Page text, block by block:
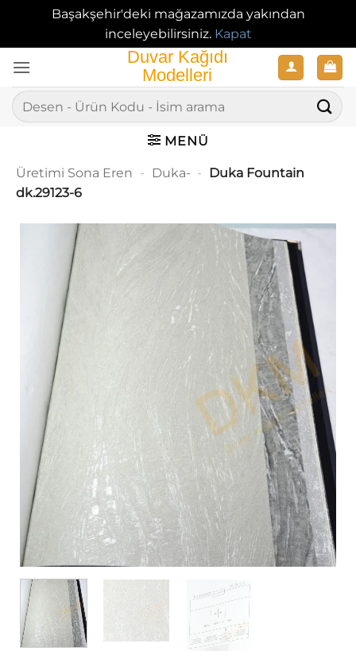
Başakşehir'deki mağazamızda yakından
inceleyebilirsiniz. Kapat
atla
Ara:
MENÜ
Üretimi Sona Eren - Duka- - Duka Fountain
dk.29123-6